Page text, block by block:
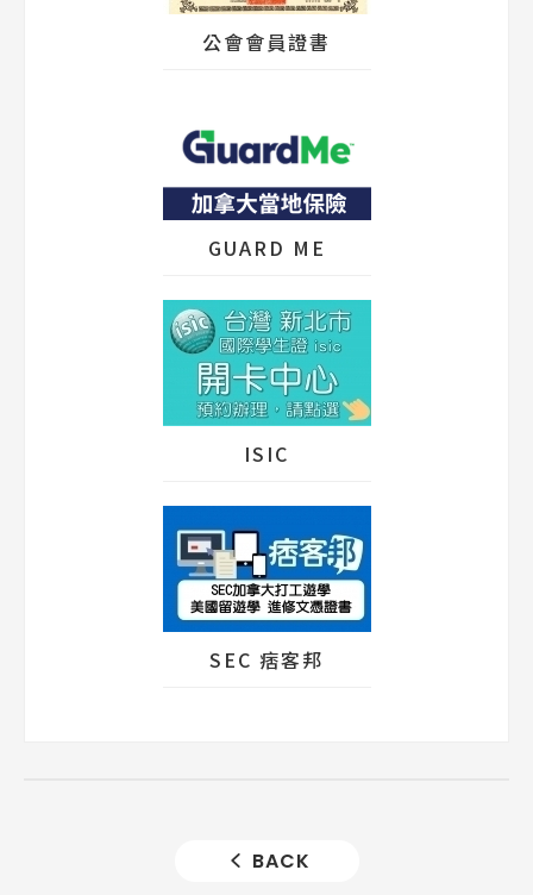
公會會員證書
GUARD ME
ISIC
SEC 痞客邦
BACK